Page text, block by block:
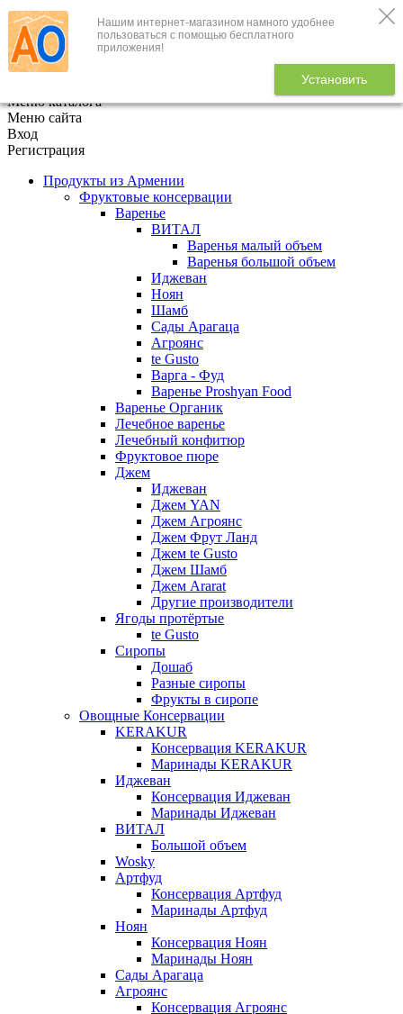
Нашим интернет-магазином намного удобнее
пользоваться с помощью бесплатного
приложения!
Установить
+7 (495) 646-888-1
В корзине
Меню каталога
Меню сайта
Вход
Регистрация
Продукты из Армении
Фруктовые консервации
Варенье
ВИТАЛ
Варенья малый объем
Варенья большой объем
Иджеван
Ноян
Шамб
Сады Арагаца
Агроянс
te Gusto
Варга - Фуд
Варенье Proshyan Food
Варенье Органик
Лечебное варенье
Лечебный конфитюр
Фруктовое пюре
Джем
Иджеван
Джем YAN
Джем Агроянс
Джем Фрут Ланд
Джем te Gusto
Джем Шамб
Джем Ararat
Другие производители
Ягоды протёртые
te Gusto
Сиропы
Дошаб
Разные сиропы
Фрукты в сиропе
Овощные Консервации
KERAKUR
Консервация KERAKUR
Маринады KERAKUR
Иджеван
Консервация Иджеван
Маринады Иджеван
ВИТАЛ
Большой объем
Wosky
Артфуд
Консервация Артфуд
Маринады Артфуд
Ноян
Консервация Ноян
Маринады Ноян
Сады Арагаца
Агроянс
Консервация Агроянс